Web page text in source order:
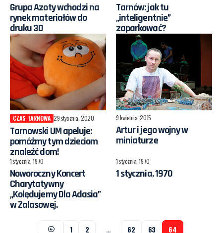
Grupa Azoty wchodzi na
rynek materiałów do
druku 3D
Tarnów: jak tu
„inteligentnie”
zaparkować?
CZAS TARNOWA 29 stycznia, 2020
Tarnowski UM apeluje:
pomóżmy tym dzieciom
znaleźć dom!
9 kwietnia, 2015
Artur i jego wojny w
miniaturze
1 stycznia, 1970
Noworoczny Koncert
Charytatywny
„Kolędujemy Dla Adasia”
w Zalasowej.
1 stycznia, 1970
1 stycznia, 1970
1 2 … 62 63 64